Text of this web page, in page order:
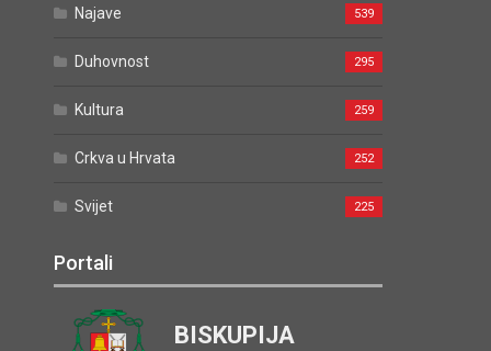
Najave 539
Duhovnost 295
Kultura 259
Crkva u Hrvata 252
Svijet 225
Portali
BISKUPIJA